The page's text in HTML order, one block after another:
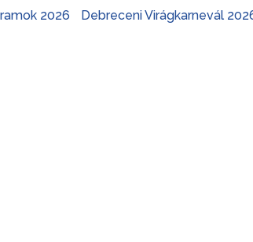
2026 Debreceni Virágkarnevál